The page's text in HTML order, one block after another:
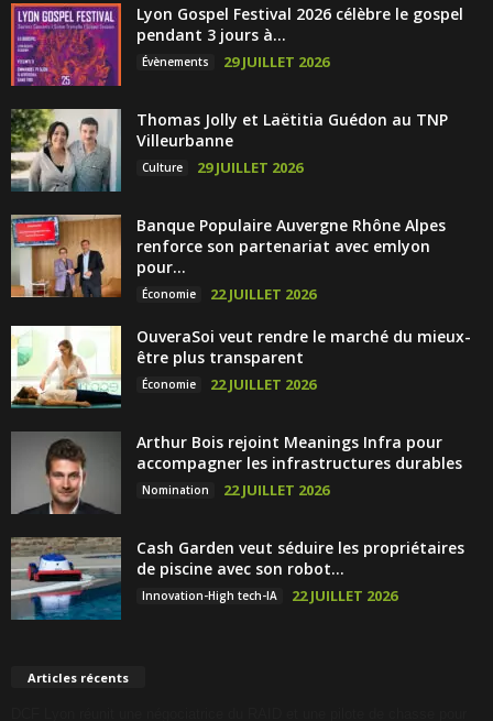
Lyon Gospel Festival 2026 célèbre le gospel
pendant 3 jours à...
Évènements 29 JUILLET 2026
Thomas Jolly et Laëtitia Guédon au TNP
Villeurbanne
Culture 29 JUILLET 2026
Banque Populaire Auvergne Rhône Alpes
renforce son partenariat avec emlyon
pour...
Économie 22 JUILLET 2026
OuveraSoi veut rendre le marché du mieux-
être plus transparent
Économie 22 JUILLET 2026
Arthur Bois rejoint Meanings Infra pour
accompagner les infrastructures durables
Nomination 22 JUILLET 2026
Cash Garden veut séduire les propriétaires
de piscine avec son robot...
Innovation-High tech-IA 22 JUILLET 2026
Articles récents